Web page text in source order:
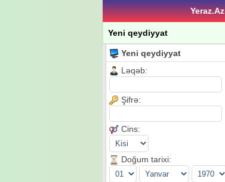
Yeraz.Az
Yeni qeydiyyat
Yeni qeydiyyat
Ləqəb:
Şifrə:
Cins:
Doğum tarixi: